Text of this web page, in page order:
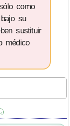
como
su
sustituir
médico